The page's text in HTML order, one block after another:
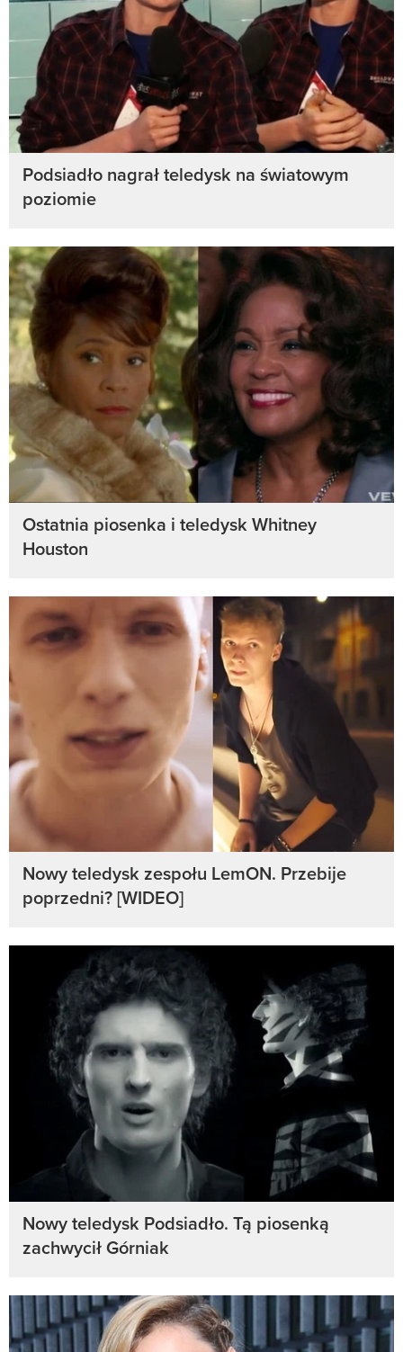
Podsiadło nagrał teledysk na światowym
poziomie
Ostatnia piosenka i teledysk Whitney
Houston
Nowy teledysk zespołu LemON. Przebije
poprzedni? [WIDEO]
Nowy teledysk Podsiadło. Tą piosenką
zachwycił Górniak